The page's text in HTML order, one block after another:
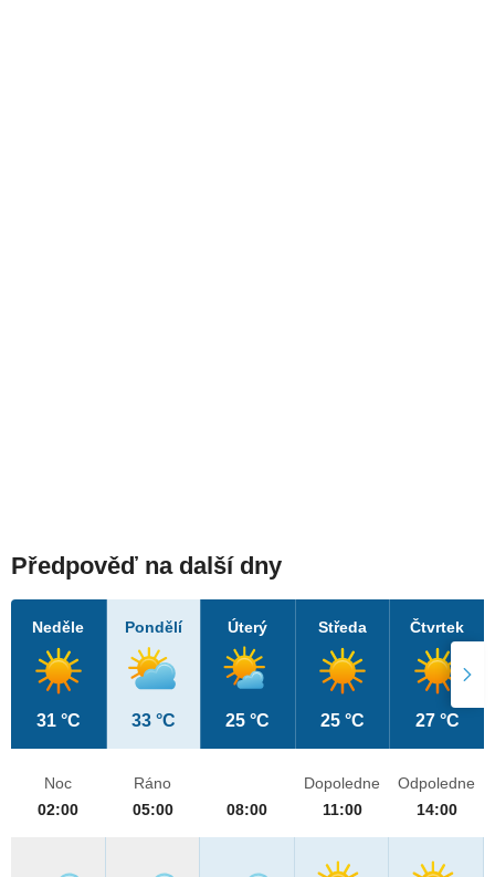
Předpověď na další dny
Neděle
31 °C
Pondělí
33 °C
Úterý
25 °C
Středa
25 °C
Čtvrtek
27 °C
Noc
02:00
Ráno
05:00
08:00
Dopoledne
11:00
Odpoledne
14:00